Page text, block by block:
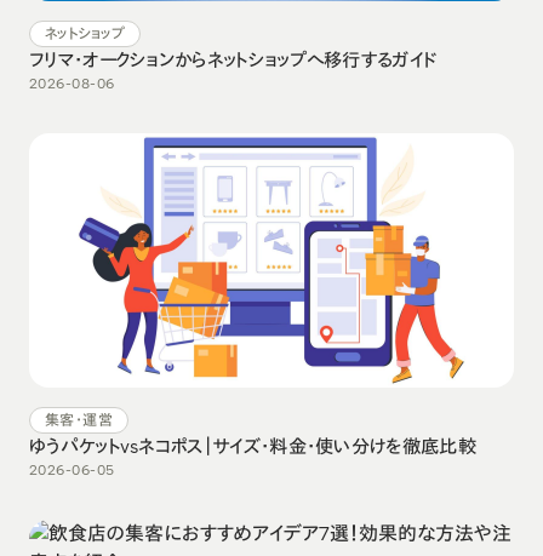
ネットショップ
フリマ・オークションからネットショップへ移行するガイド
2026-08-06
集客・運営
ゆうパケットvsネコポス｜サイズ・料金・使い分けを徹底比較
2026-06-05